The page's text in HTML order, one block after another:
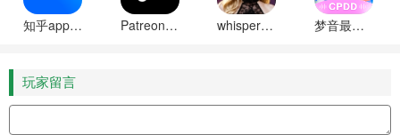
知乎app官方最新版下载 Patreon软件官方最新版下载 whisper ai高级破解版 梦音最新版本
玩家留言